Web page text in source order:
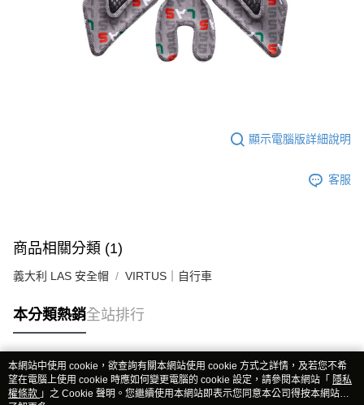
請求用戶進行身份認證。
５．嚴禁一人註冊多個帳號或使用他人資訊註冊。若發現惡意使用之情形，
恩沛科技股份有限公司將有權停止該用戶之使用額度並採取法律行動。
顯示電腦版詳細說明
客服
商品相關分類 (1)
義大利 LAS 安全帽 VIRTUS｜自行車
本分類熱銷全站排行
熱門標籤
本網站中使用 cookie，欲查詢有關本網站使用 cookie 方式之詳情，及若您不希
望在電腦上使用 cookie 時應如何變更電腦的 cookie 設定，請參閱本網站「 隱私
權條款 」之 Cookie 聲明。您繼續使用本網站即表示您同意本公司得按本網站使